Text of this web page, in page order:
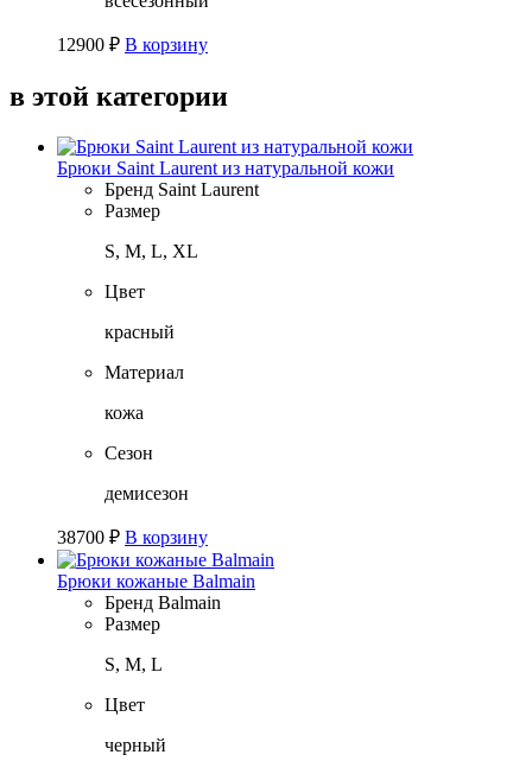
12900 ₽ В корзину
в этой категории
Брюки Saint Laurent из натуральной кожи
Бренд Saint Laurent
Размер
S, M, L, XL
Цвет
красный
Материал
кожа
Сезон
демисезон
38700 ₽ В корзину
Брюки кожаные Balmain
Бренд Balmain
Размер
S, M, L
Цвет
черный